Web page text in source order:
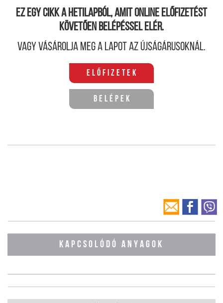
Ez egy cikk a hetilapból, amit online előfizetést
követően belépéssel elér.
Vagy vásárolja meg a lapot az újságárusoknál.
Előfizetek
Belépek
KAPCSOLÓDÓ ANYAGOK